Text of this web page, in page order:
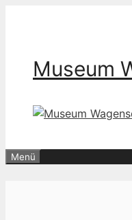
Museum
Menü